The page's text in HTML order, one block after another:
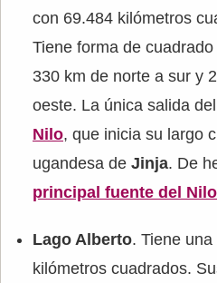
con 69.484 kilómetros
Tiene forma de
330 km de norte a sur y
oeste. La única salida
Nilo, que inicia su largo
ugandesa de Jinja. De
principal fuente del
Lago Alberto. Tiene
kilómetros cuadrados.